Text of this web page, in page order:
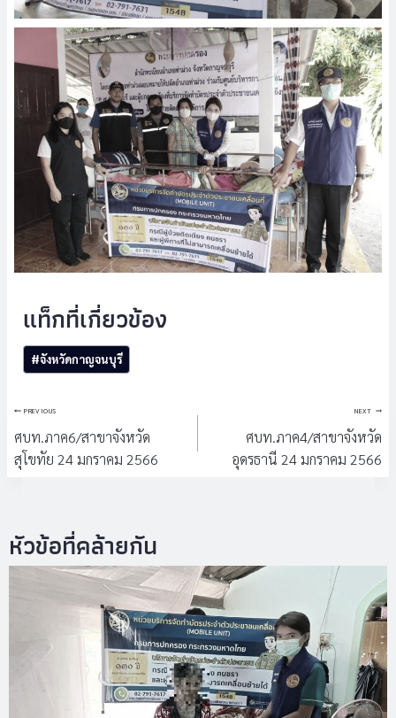
Post
Tags:
#จังหวัดกาญจนบุรี
แนะแนว
PREVIOUS
ศบท.ภาค6/สาขาจังหวัด
สุโขทัย 24 มกราคม 2566
NEXT
ศบท.ภาค4/สาขาจังหวัด
อุดรธานี 24 มกราคม 2566